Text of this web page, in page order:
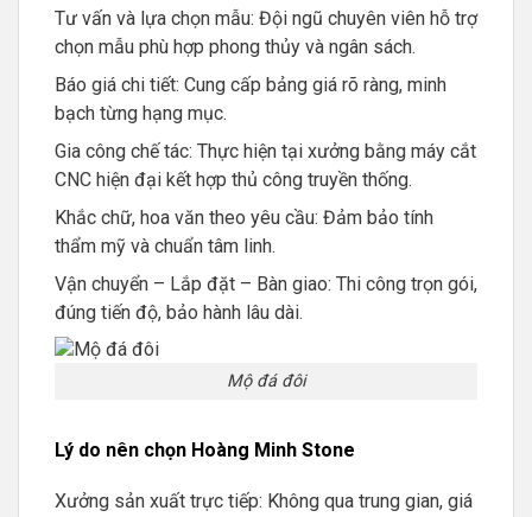
Tư vấn và lựa chọn mẫu: Đội ngũ chuyên viên hỗ trợ
chọn mẫu phù hợp phong thủy và ngân sách.
Báo giá chi tiết: Cung cấp bảng giá rõ ràng, minh
bạch từng hạng mục.
Gia công chế tác: Thực hiện tại xưởng bằng máy cắt
CNC hiện đại kết hợp thủ công truyền thống.
Khắc chữ, hoa văn theo yêu cầu: Đảm bảo tính
thẩm mỹ và chuẩn tâm linh.
Vận chuyển – Lắp đặt – Bàn giao: Thi công trọn gói,
đúng tiến độ, bảo hành lâu dài.
Mộ đá đôi
Lý do nên chọn Hoàng Minh Stone
Xưởng sản xuất trực tiếp: Không qua trung gian, giá